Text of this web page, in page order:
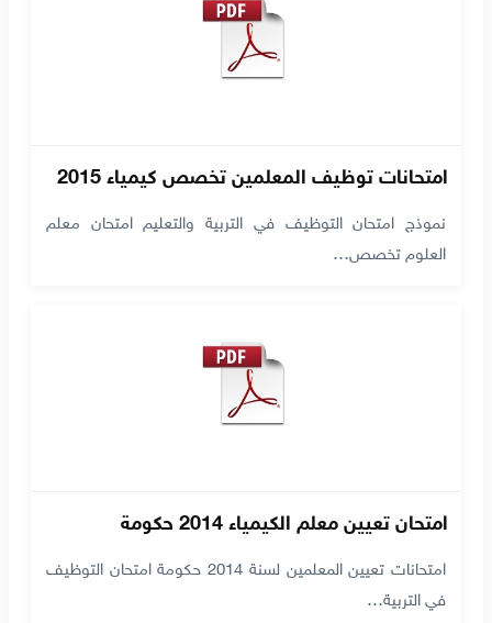
امتحانات توظيف المعلمين تخصص كيمياء 2015
نموذج امتحان التوظيف في التربية والتعليم امتحان معلم
العلوم تخصص…
امتحان تعيين معلم الكيمياء 2014 حكومة
امتحانات تعيين المعلمين لسنة 2014 حكومة امتحان التوظيف
في التربية…